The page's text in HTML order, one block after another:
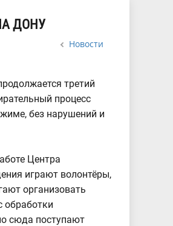
ДОНУ
Новости
третий
процесс
без нарушений и
Центра
играют волонтёры,
организовать
обработки
сюда поступают